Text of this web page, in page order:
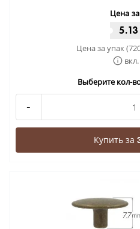
Цена
5.13
Цена за упак
Выберите кол-
-
Купить за